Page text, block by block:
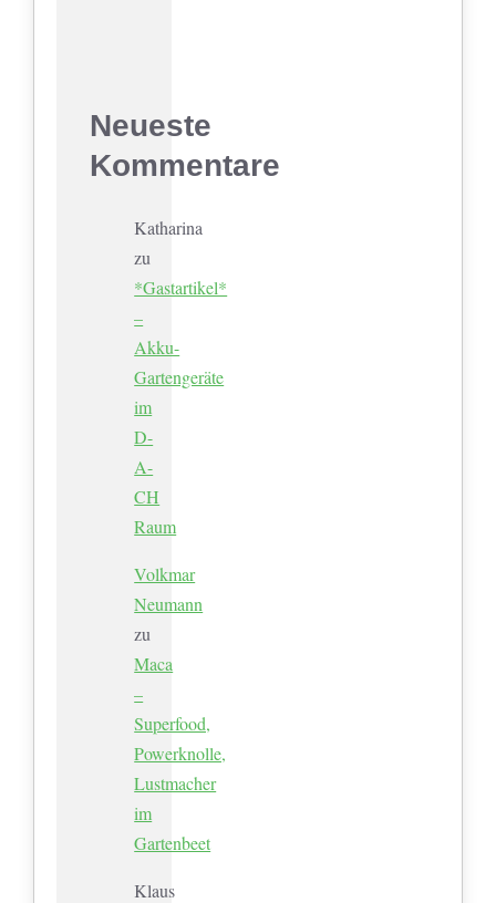
Neueste
Kommentare
Katharina
zu
*Gastartikel*
–
Akku-
Gartengeräte
im
D-
A-
CH
Raum
Volkmar
Neumann
zu
Maca
–
Superfood,
Powerknolle,
Lustmacher
im
Gartenbeet
Klaus